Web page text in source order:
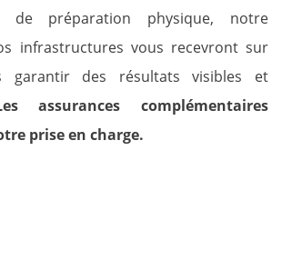
de préparation physique, notre
infrastructures vous recevront sur
garantir des résultats visibles et
assurances complémentaires
prise en charge.